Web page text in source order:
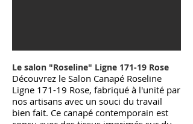
Le salon "Roseline" Ligne 171-19 Rose
Découvrez le Salon Canapé Roseline
Ligne 171-19 Rose, fabriqué à l'unité par
nos artisans avec un souci du travail
bien fait. Ce canapé contemporain est